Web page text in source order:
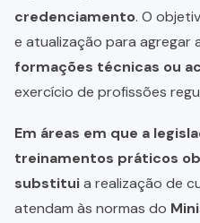
credenciamento. O
e atualização para agregar
formações técnicas ou
exercício de profissões
Em áreas em que a
treinamentos práticos
substituia realização de
atendam às normas do